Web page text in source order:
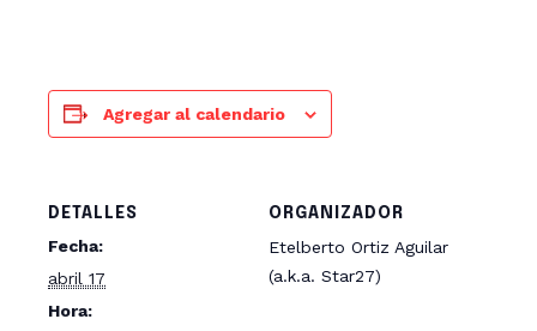
Agregar al calendario
DETALLES
Fecha:
abril 17
Hora:
ORGANIZADOR
Etelberto Ortiz Aguilar
(a.k.a. Star27)